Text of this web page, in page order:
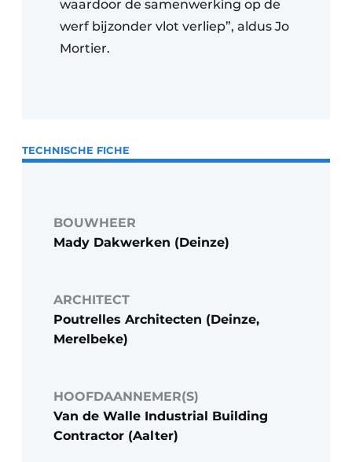
waardoor de samenwerking op de
werf bijzonder vlot verliep”, aldus Jo
Mortier.
TECHNISCHE FICHE
BOUWHEER
Mady Dakwerken (Deinze)
ARCHITECT
Poutrelles Architecten (Deinze,
Merelbeke)
HOOFDAANNEMER(S)
Van de Walle Industrial Building
Contractor (Aalter)